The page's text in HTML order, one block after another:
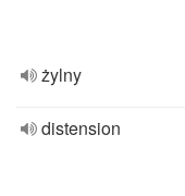
żylny
distension